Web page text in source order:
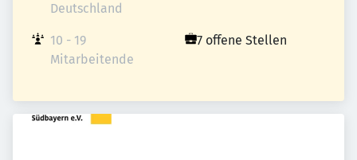
Deutschland
10 - 19
Mitarbeitende
7 offene Stellen